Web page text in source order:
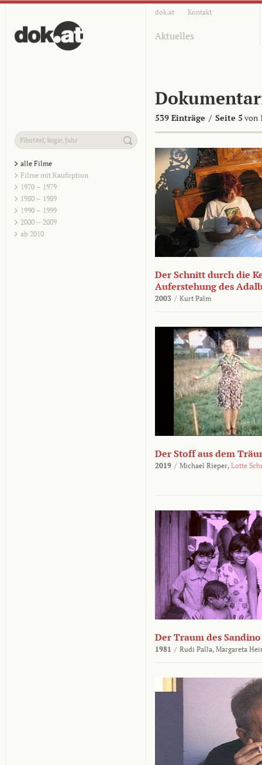
dok.at Kontakt
Aktuelles
539 Einträge / Seite 5 von
alle Filme
Filme mit Kaufoption
1970 – 1979
1980 – 1989
1990 – 1999
2000 – 2009
ab 2010
Der Schnitt durch die
Auferstehung des
2003 / Kurt Palm
Der Stoff aus dem
2019 / Michael Rieper, Lotte
Der Traum des Sandino
1981 / Rudi Palla, Margareta